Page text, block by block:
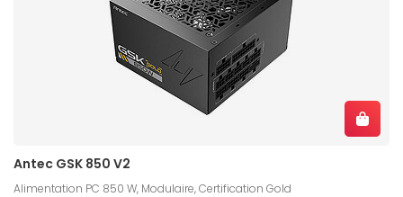
Antec GSK 850 V2
Alimentation PC 850 W, Modulaire, Certification Gold